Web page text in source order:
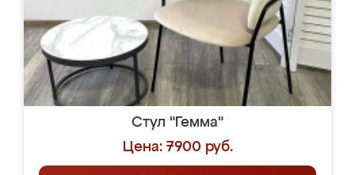
Стул "Гемма"
Цена: 7900 руб.